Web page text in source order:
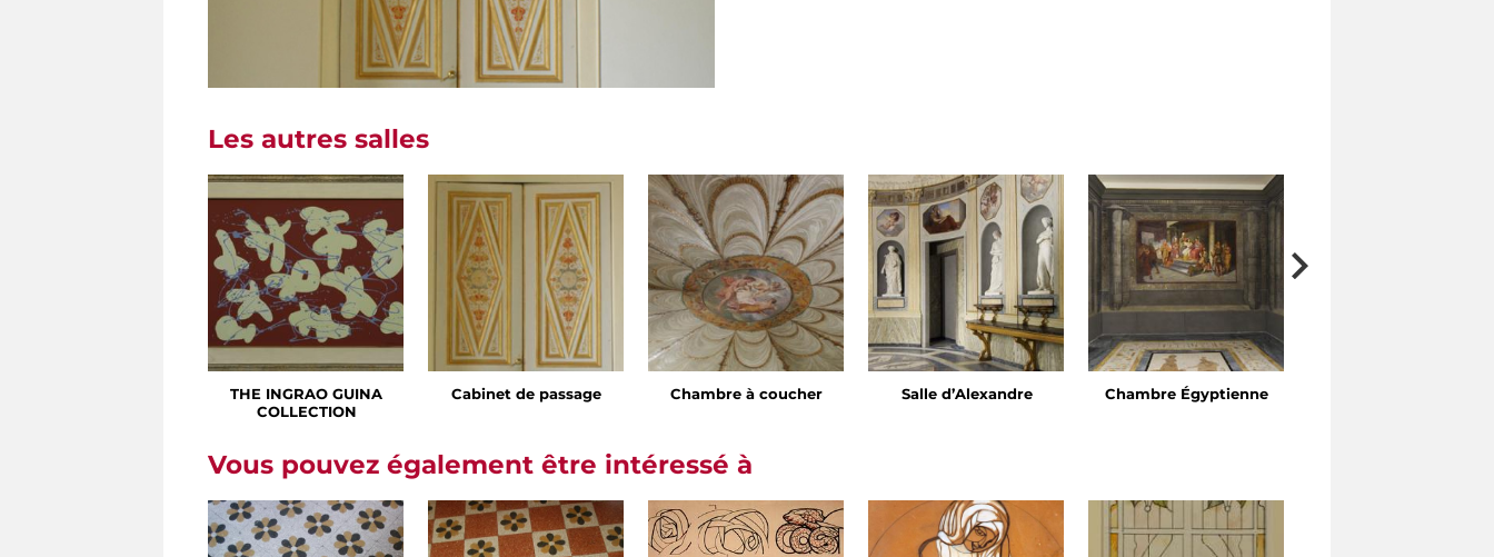
Les autres salles
THE INGRAO GUINA
COLLECTION
Cabinet de passage Chambre à coucher Salle d’Alexandre Chambre Égyptienne
Vous pouvez également être intéressé à